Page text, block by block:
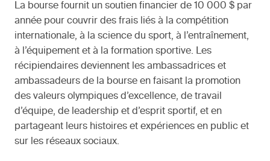
La bourse fournit un soutien financier de 10 000 $ par
année pour couvrir des frais liés à la compétition
internationale, à la science du sport, à l’entraînement,
à l’équipement et à la formation sportive. Les
récipiendaires deviennent les ambassadrices et
ambassadeurs de la bourse en faisant la promotion
des valeurs olympiques d’excellence, de travail
d’équipe, de leadership et d’esprit sportif, et en
partageant leurs histoires et expériences en public et
sur les réseaux sociaux.